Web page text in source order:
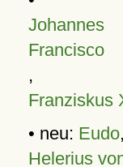
Francisco
,
Franziskus
• neu: Eudo,
Helerius